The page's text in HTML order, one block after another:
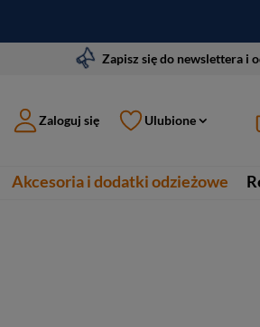
Zapisz się do newslettera i
Zaloguj się Ulubione
Akcesoria i dodatki odzieżowe